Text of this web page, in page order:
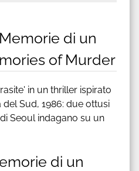
di un
of Murder
in un thriller ispirato
Sud, 1986: due ottusi
Seoul indagano su un
di un